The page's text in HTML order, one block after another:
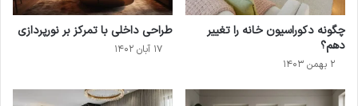
چگونه دکوراسیون خانه را تغییر
دهم؟
۲ بهمن ۱۴۰۳
طراحی داخلی با تمرکز بر نورپردازی
۱۷ آبان ۱۴۰۲